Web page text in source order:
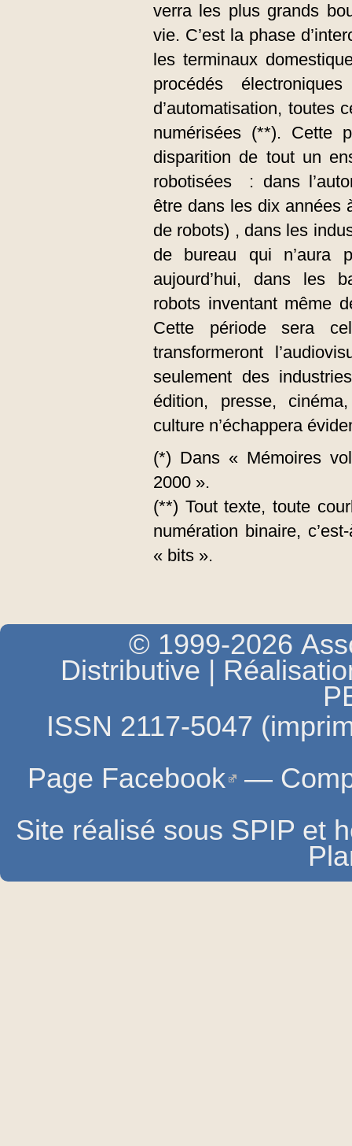
verra les plus grands
vie. C’est la phase
les terminaux
procédés
d’automatisation, toutes
numérisées (**). Cette
disparition de tout un
robotisées : dans
être dans les dix années
de robots) , dans les
de bureau qui n’aura
aujourd’hui, dans les
robots inventant même
Cette période sera
transformeront
seulement des
édition, presse,
culture n’échappera
(*) Dans « Mémoires
2000 ».
(**) Tout texte, toute
numération binaire,
« bits ».
© 1999-2026
Distributive |
ISSN 2117-5047
Page Facebook —
Site réalisé sous SPIP et